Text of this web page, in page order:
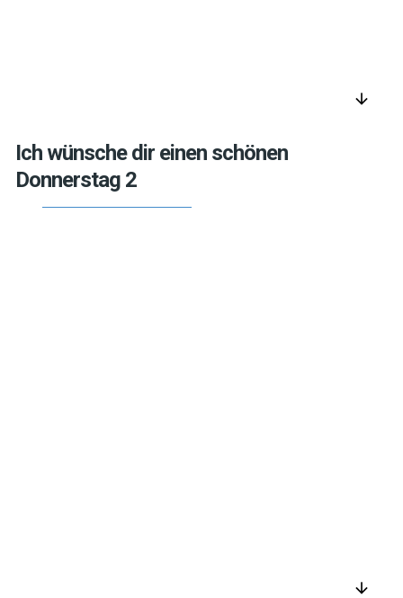
arrow_downward
Ich wünsche dir einen schönen
Donnerstag 2
arrow_downward